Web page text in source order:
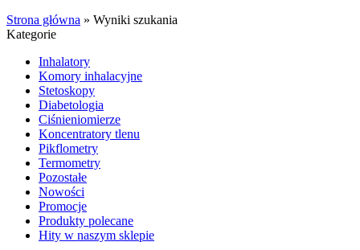
Strona główna » Wyniki szukania
Kategorie
Inhalatory
Komory inhalacyjne
Stetoskopy
Diabetologia
Ciśnieniomierze
Koncentratory tlenu
Pikflometry
Termometry
Pozostałe
Nowości
Promocje
Produkty polecane
Hity w naszym sklepie